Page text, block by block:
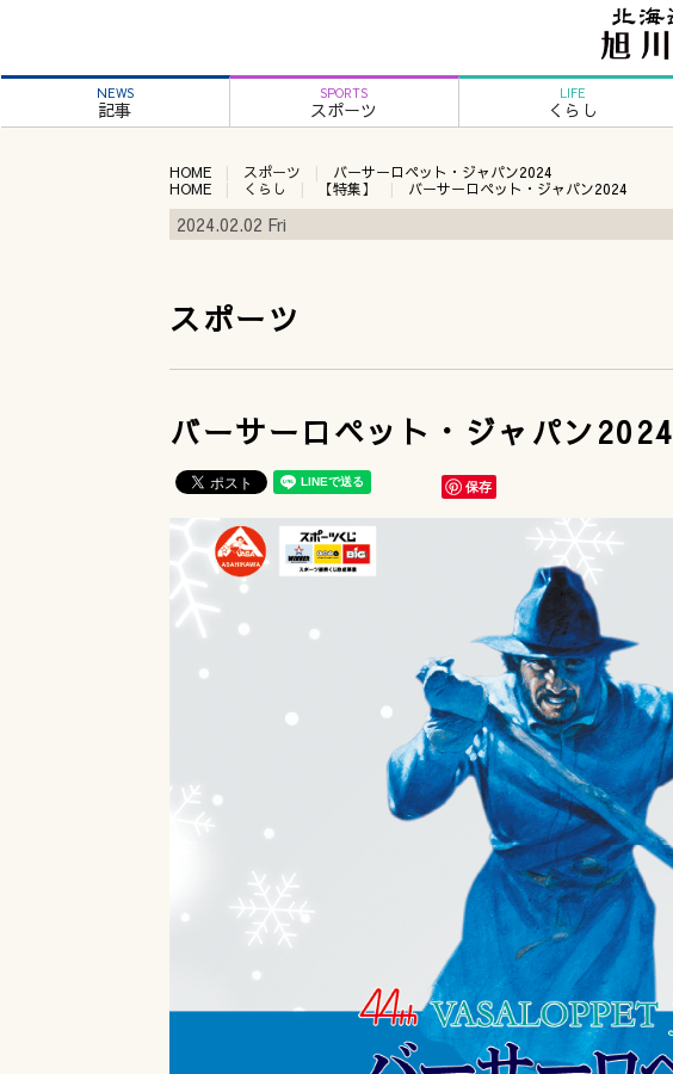
NEWS
記事
SPORTS
スポーツ
LIFE
くらし
HOME スポーツ
バーサーロペット・ジャパン2024
HOME
くらし 【特集】 バーサーロペット・ジャパン2024
2024.02.02 Fri
スポーツ
バーサーロペット・ジャパン2024
保存